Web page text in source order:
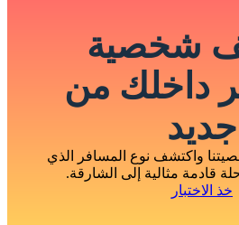
شخصية
داخلك من
جديد
واكتشف نوع المسافر الذي
قادمة مثالية إلى الشارقة.
خذ الاختبار